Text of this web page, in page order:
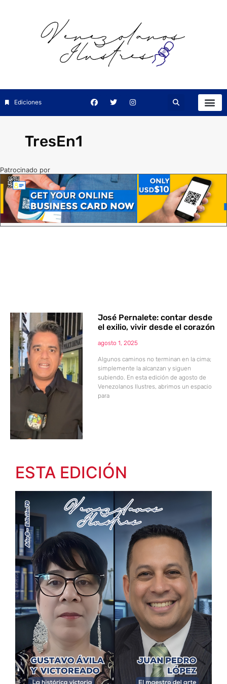
Ediciones
TresEn1
Patrocinado por
José Pernalete: contar desde
el exilio, vivir desde el corazón
agosto 1, 2025
Algunos caminos no terminan en la cima;
simplemente la alcanzan y siguen
subiendo. En esta edición de agosto de
Venezolanos Ilustres, abrimos un espacio
para
ESTA EDICIÓN